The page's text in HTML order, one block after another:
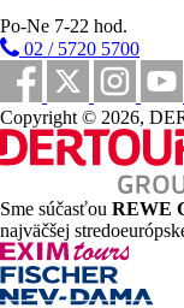
detský bazén
detské
miniklub
Popis pláže
piesočnatá
slnečníky
plážový bar
Športové aktivity
plážový
šípky
stolný tenis
Po-Ne 7-22 hod.
02 / 5720 5700
Copyright © 2026,
Sme súčasťou REWE
najväčšej